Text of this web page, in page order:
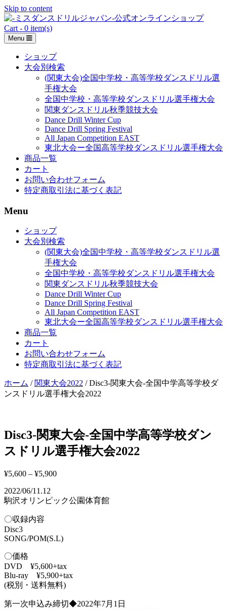
Skip to content
Cart - 0 item(s)
Menu
ショップ
大会別検索
(関東大会)全国中学校・高等学校ダンスドリル選
手権大会
全国中学校・高等学校ダンスドリル選手権大会
関東ダンスドリル秋季競技大会
Dance Drill Winter Cup
Dance Drill Spring Festival
All Japan Competition EAST
東北大会ー全国高等学校ダンスドリル選手権大会
商品一覧
カート
お問い合わせフォーム
特定商取引法に基づく表記
Menu
ショップ
大会別検索
(関東大会)全国中学校・高等学校ダンスドリル選
手権大会
全国中学校・高等学校ダンスドリル選手権大会
関東ダンスドリル秋季競技大会
Dance Drill Winter Cup
Dance Drill Spring Festival
All Japan Competition EAST
東北大会ー全国高等学校ダンスドリル選手権大会
商品一覧
カート
お問い合わせフォーム
特定商取引法に基づく表記
ホーム / 関東大会2022 / Disc3-関東大会-全国中学高等学校ダ
ンスドリル選手権大会2022
Disc3-関東大会-全国中学高等学校ダン
スドリル選手権大会2022
¥5,600 – ¥5,900
2022/06/11.12
駒沢オリンピック公園体育館
〇収録内容
Disc3
SONG/POM(S.L)
〇価格
DVD ¥5,600+tax
Blu-ray ¥5,900+tax
(税別・送料無料)
第一次申込み締切◆2022年7月1日